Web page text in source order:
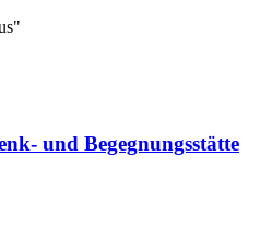
und Begegnungsstätte